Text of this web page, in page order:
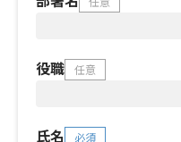
役職 任意
氏名 必須